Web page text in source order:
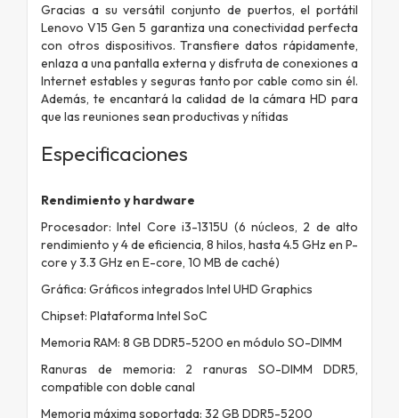
Gracias a su versátil conjunto de puertos, el portátil
Lenovo V15 Gen 5 garantiza una conectividad perfecta
con otros dispositivos. Transfiere datos rápidamente,
enlaza a una pantalla externa y disfruta de conexiones a
Internet estables y seguras tanto por cable como sin él.
Además, te encantará la calidad de la cámara HD para
que las reuniones sean productivas y nítidas
Especificaciones
Rendimiento y hardware
Procesador: Intel Core i3-1315U (6 núcleos, 2 de alto
rendimiento y 4 de eficiencia, 8 hilos, hasta 4.5 GHz en P-
core y 3.3 GHz en E-core, 10 MB de caché)
Gráfica: Gráficos integrados Intel UHD Graphics
Chipset: Plataforma Intel SoC
Memoria RAM: 8 GB DDR5-5200 en módulo SO-DIMM
Ranuras de memoria: 2 ranuras SO-DIMM DDR5,
compatible con doble canal
Memoria máxima soportada: 32 GB DDR5-5200